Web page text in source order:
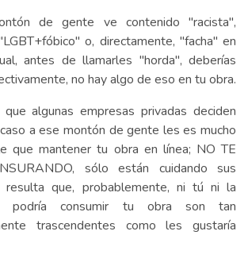
de gente ve contenido "racista",
o, directamente, "facha" en
antes de llamarles "horda", deberías
no hay algo de eso en tu obra.
algunas empresas privadas deciden
a ese montón de gente les es mucho
que mantener tu obra en línea; NO TE
sólo están cuidando sus
resulta que, probablemente, ni tú ni la
podría consumir tu obra son tan
trascendentes como les gustaría